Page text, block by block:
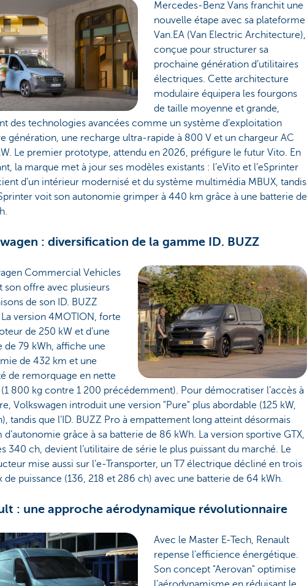
Mercedes-Benz Vans franchit une
nouvelle étape avec sa plateforme
Van.EA (Van Electric Architecture),
conçue pour structurer sa
prochaine génération d’utilitaires
électriques. Cette architecture
modulaire équipera les fourgons
de taille moyenne et grande,
des technologies avancées comme un système d’exploitation
génération, une recharge ultra-rapide à 800 V et un chargeur AC
Le premier prototype, attendu en 2026, préfigure le futur Vito. En
la marque met à jour ses modèles existants : l’eVito et l’eSprinter
d’un intérieur modernisé et du système multimédia MBUX, tandis
voit son autonomie grimper à 440 km grâce à une batterie de
: diversification de la gamme ID. BUZZ
Commercial Vehicles
son offre avec plusieurs
de son ID. BUZZ
version 4MOTION, forte
de 250 kW et d’une
de 79 kWh, affiche une
de 432 km et une
de remorquage en nette
(1 800 kg contre 1 200 précédemment). Pour démocratiser l’accès à
Volkswagen introduit une version "Pure" plus abordable (125 kW,
tandis que l’ID. BUZZ Pro à empattement long atteint désormais
d’autonomie grâce à sa batterie de 86 kWh. La version sportive GTX,
340 ch, devient l’utilitaire de série le plus puissant du marché. Le
mise aussi sur l’e-Transporter, un T7 électrique décliné en trois
de puissance (136, 218 et 286 ch) avec une batterie de 64 kWh.
: une approche aérodynamique révolutionnaire
Avec le Master E-Tech, Renault
repense l’efficience énergétique.
Son concept "Aerovan" optimise